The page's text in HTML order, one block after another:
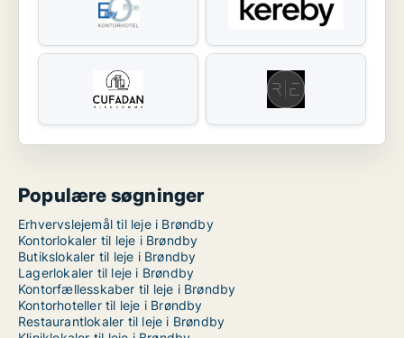
Populære søgninger
Erhvervslejemål til leje i Brøndby
Kontorlokaler til leje i Brøndby
Butikslokaler til leje i Brøndby
Lagerlokaler til leje i Brøndby
Kontorfællesskaber til leje i Brøndby
Kontorhoteller til leje i Brøndby
Restaurantlokaler til leje i Brøndby